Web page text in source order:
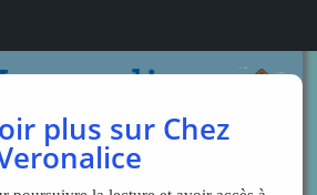
plus sur Chez